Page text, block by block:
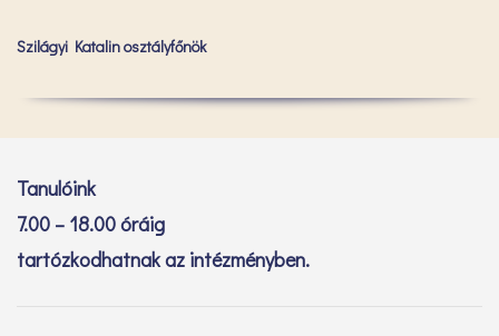
Szilágyi Katalin osztályfőnök
Tanulóink
7.00 – 18.00 óráig
tartózkodhatnak az intézményben.